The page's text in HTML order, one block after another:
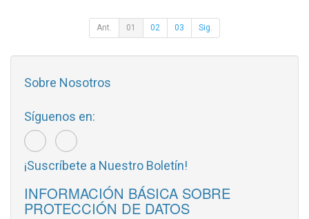
Ant. 01 02 03 Sig.
Sobre Nosotros
Síguenos en:
¡Suscríbete a Nuestro Boletín!
INFORMACIÓN BÁSICA SOBRE
PROTECCIÓN DE DATOS